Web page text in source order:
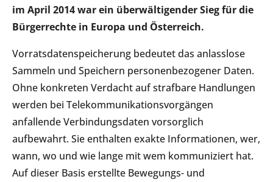
im April 2014 war ein überwältigender Sieg für die
Bürgerrechte in Europa und Österreich.
Vorratsdatenspeicherung bedeutet das anlasslose
Sammeln und Speichern personenbezogener Daten.
Ohne konkreten Verdacht auf strafbare Handlungen
werden bei Telekommunikationsvorgängen
anfallende Verbindungsdaten vorsorglich
aufbewahrt. Sie enthalten exakte Informationen, wer,
wann, wo und wie lange mit wem kommuniziert hat.
Auf dieser Basis erstellte Bewegungs- und